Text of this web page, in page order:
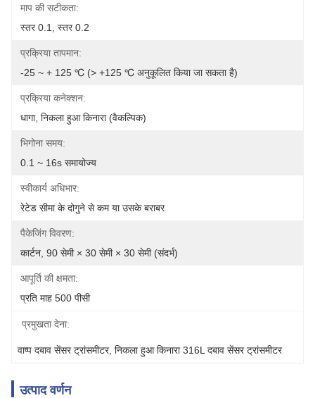
माप की सटीकता:
स्तर 0.1, स्तर 0.2
प्रक्रिया तापमान:
-25 ~ + 125 ℃ (> +125 ℃ अनुकूलित किया जा सकता है)
प्रक्रिया कनेक्शन:
धागा, निकला हुआ किनारा (वैकल्पिक)
भिगोना समय:
0.1 ~ 16s समायोज्य
स्वीकार्य अधिभार:
रेटेड सीमा के दोगुने से कम या उसके बराबर
पैकेजिंग विवरण:
कार्टन, 90 सेमी × 30 सेमी × 30 सेमी (संदर्भ)
आपूर्ति की क्षमता:
प्रति माह 500 पीसी
प्रमुखता देना:
वाष्प दबाव सेंसर ट्रांसमीटर, निकला हुआ किनारा 316L दबाव सेंसर ट्रांसमीटर
उत्पाद वर्णन